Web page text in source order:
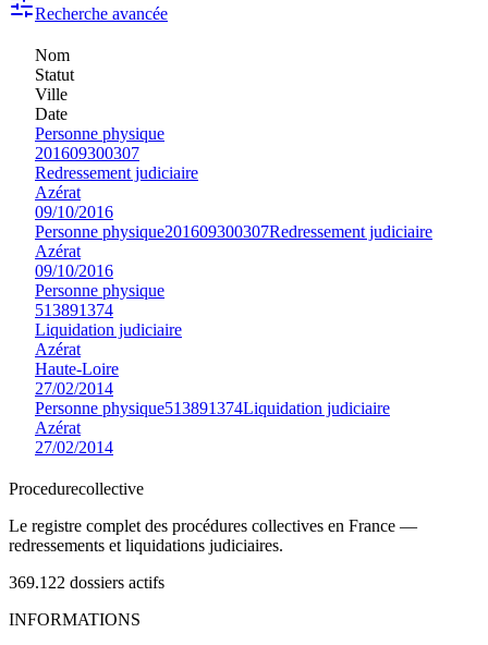
Recherche avancée
Nom
Statut
Ville
Date
Personne physique
201609300307
Redressement judiciaire
Azérat
09/10/2016
Personne physique201609300307Redressement judiciaire
Azérat
09/10/2016
Personne physique
513891374
Liquidation judiciaire
Azérat
Haute-Loire
27/02/2014
Personne physique513891374Liquidation judiciaire
Azérat
27/02/2014
Procedurecollective
Le registre complet des procédures collectives en France —
redressements et liquidations judiciaires.
369.122 dossiers actifs
INFORMATIONS